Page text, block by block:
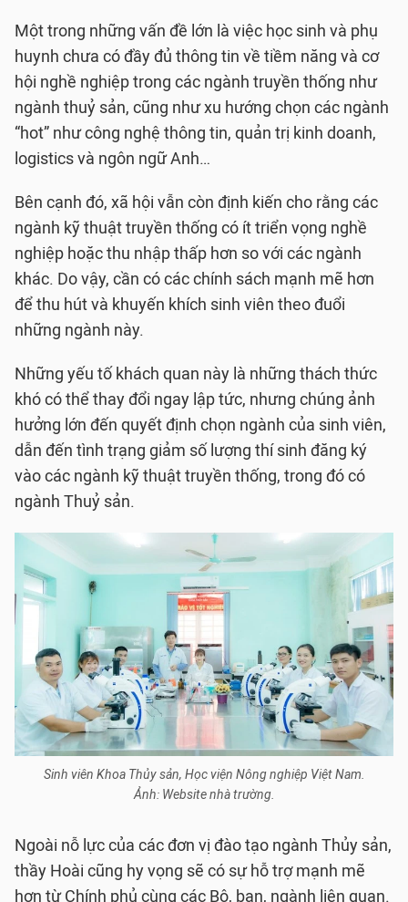
Một trong những vấn đề lớn là việc học sinh và phụ
huynh chưa có đầy đủ thông tin về tiềm năng và cơ
hội nghề nghiệp trong các ngành truyền thống như
ngành thuỷ sản, cũng như xu hướng chọn các ngành
“hot” như công nghệ thông tin, quản trị kinh doanh,
logistics và ngôn ngữ Anh…
Bên cạnh đó, xã hội vẫn còn định kiến cho rằng các
ngành kỹ thuật truyền thống có ít triển vọng nghề
nghiệp hoặc thu nhập thấp hơn so với các ngành
khác. Do vậy, cần có các chính sách mạnh mẽ hơn
để thu hút và khuyến khích sinh viên theo đuổi
những ngành này.
Những yếu tố khách quan này là những thách thức
khó có thể thay đổi ngay lập tức, nhưng chúng ảnh
hưởng lớn đến quyết định chọn ngành của sinh viên,
dẫn đến tình trạng giảm số lượng thí sinh đăng ký
vào các ngành kỹ thuật truyền thống, trong đó có
ngành Thuỷ sản.
Sinh viên Khoa Thủy sản, Học viện Nông nghiệp Việt Nam.
Ảnh: Website nhà trường.
Ngoài nỗ lực của các đơn vị đào tạo ngành Thủy sản,
thầy Hoài cũng hy vọng sẽ có sự hỗ trợ mạnh mẽ
hơn từ Chính phủ cùng các Bộ, ban, ngành liên quan.